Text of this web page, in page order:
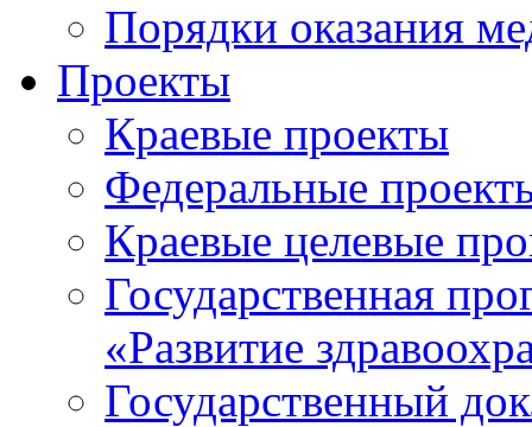
Порядки оказания
Проекты
Краевые проекты
Федеральные
Краевые целевые
Государственная
«Развитие
Государственный